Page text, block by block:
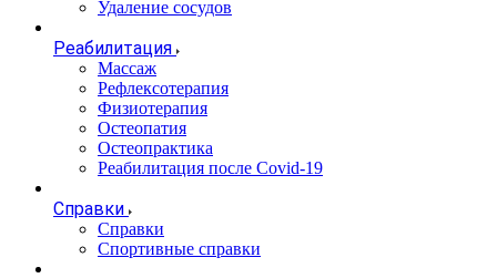
Удаление сосудов
Реабилитация
Массаж
Рефлексотерапия
Физиотерапия
Остеопатия
Остеопрактика
Реабилитация после Covid-19
Справки
Справки
Спортивные справки